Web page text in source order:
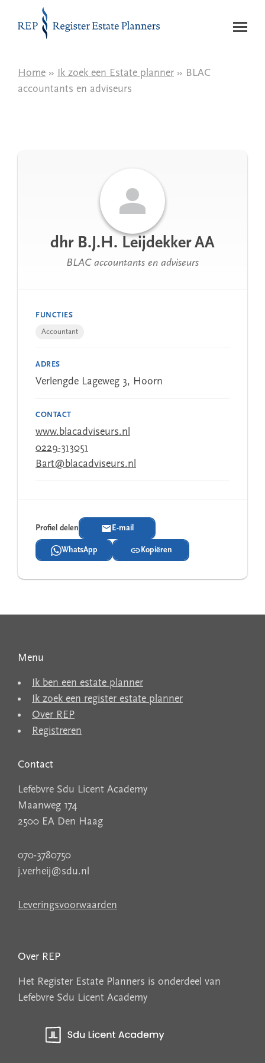
Naar de inhoud
Home » Ik zoek een Estate planner » BLAC
accountants en adviseurs
dhr B.J.H. Leijdekker AA
BLAC accountants en adviseurs
FUNCTIES
Accountant
ADRES
Verlengde Lageweg 3, Hoorn
CONTACT
www.blacadviseurs.nl
0229-313051
Bart@blacadviseurs.nl
Profiel delen E-mail
WhatsApp Kopiëren
Menu
Ik ben een estate planner
Ik zoek een register estate planner
Over REP
Registreren
Contact
Lefebvre Sdu Licent Academy
Maanweg 174
2500 EA Den Haag
070-3780750
j.verheij@sdu.nl
Leveringsvoorwaarden
Over REP
Het Register Estate Planners is onderdeel van
Lefebvre Sdu Licent Academy